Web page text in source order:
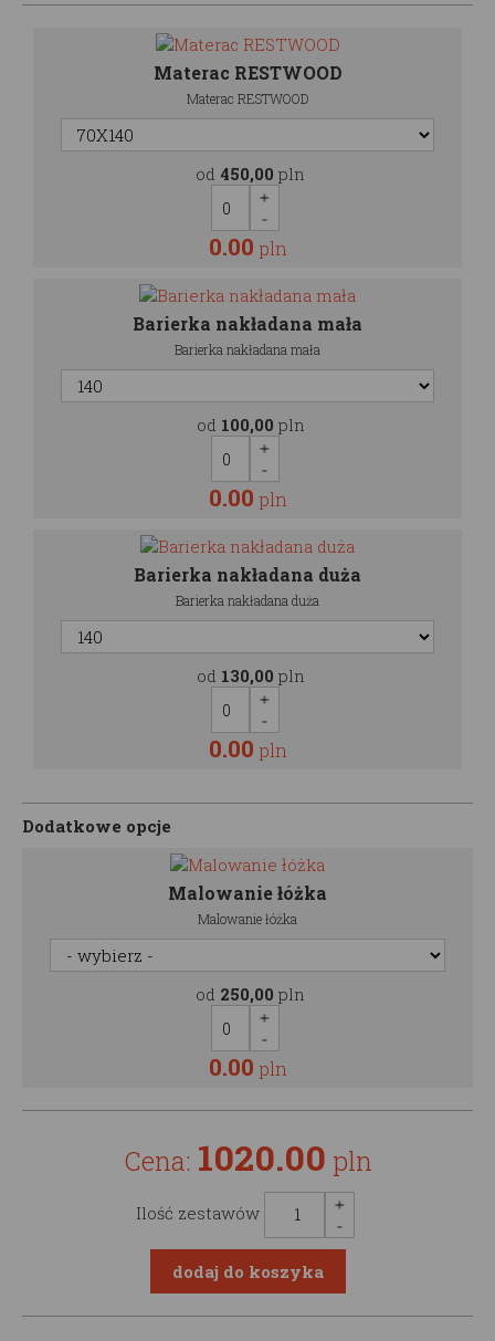
Materac RESTWOOD
Materac RESTWOOD
od 450,00 pln
0.00 pln
Barierka nakładana mała
Barierka nakładana mała
od 100,00 pln
0.00 pln
Barierka nakładana duża
Barierka nakładana duża
od 130,00 pln
0.00 pln
Dodatkowe opcje
Malowanie łóżka
Malowanie łóżka
od 250,00 pln
0.00 pln
Cena: 1020.00 pln
Ilość zestawów